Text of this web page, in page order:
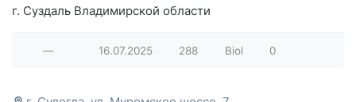
г. Суздаль Владимирской области
— 16.07.2025 288 Biol 0